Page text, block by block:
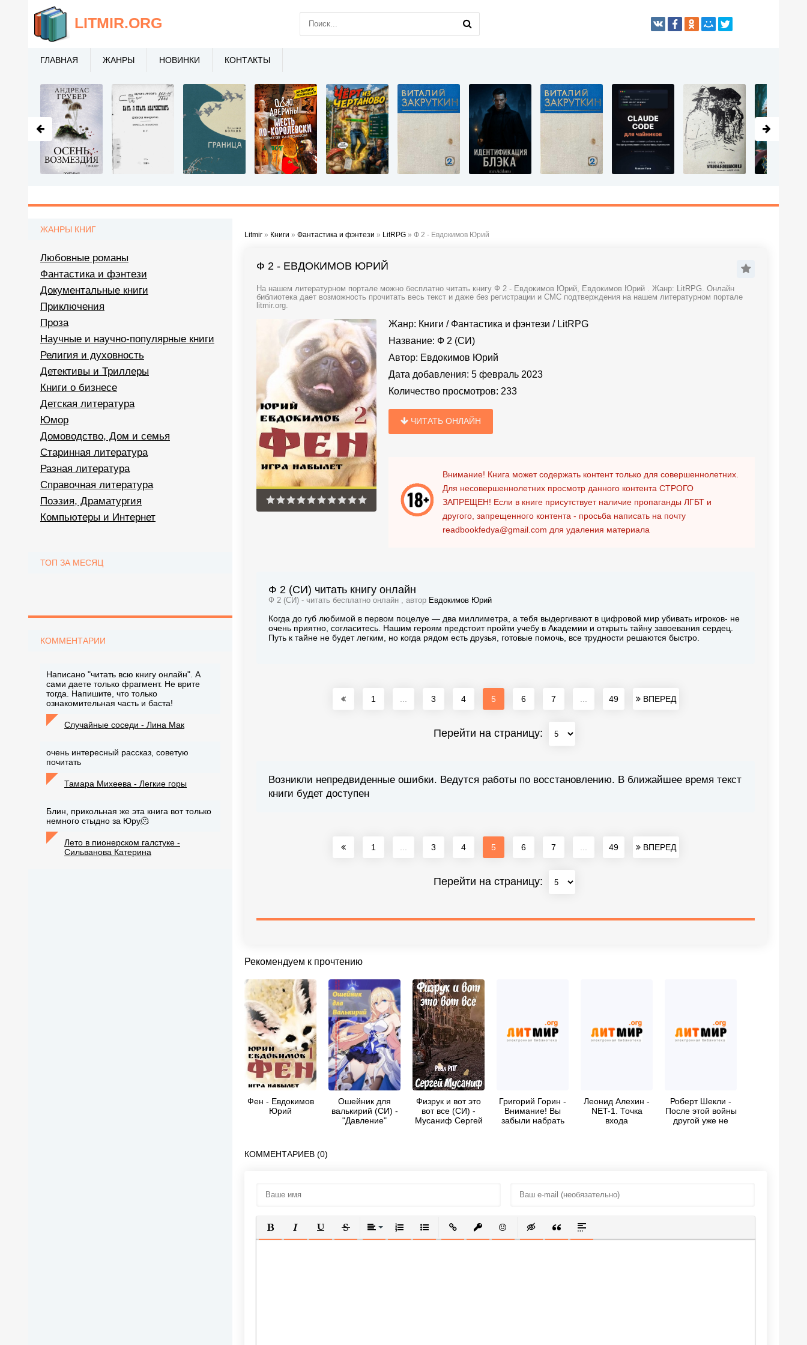
Litmir » Книги » Фантастика и фэнтези » LitRPG » Ф 2 - Евдокимов Юрий
Ф 2 - ЕВДОКИМОВ ЮРИЙ
На нашем литературном портале можно бесплатно читать книгу Ф 2 - Евдокимов Юрий, Евдокимов Юрий . Жанр: LitRPG. Онлайн
библиотека дает возможность прочитать весь текст и даже без регистрации и СМС подтверждения на нашем литературном портале
litmir.org.
Жанр: Книги / Фантастика и фэнтези / LitRPG
Название: Ф 2 (СИ)
Автор: Евдокимов Юрий
Дата добавления: 5 февраль 2023
Количество просмотров: 233
ЧИТАТЬ ОНЛАЙН
Внимание! Книга может содержать контент только для совершеннолетних.
Для несовершеннолетних просмотр данного контента СТРОГО
ЗАПРЕЩЕН! Если в книге присутствует наличие пропаганды ЛГБТ и
другого, запрещенного контента - просьба написать на почту
readbookfedya@gmail.com для удаления материала
Ф 2 (СИ) читать книгу онлайн
Ф 2 (СИ) - читать бесплатно онлайн , автор Евдокимов Юрий
Когда до губ любимой в первом поцелуе — два миллиметра, а тебя выдергивают в цифровой мир убивать игроков- не
очень приятно, согласитесь. Нашим героям предстоит пройти учебу в Академии и открыть тайну завоевания сердец.
Путь к тайне не будет легким, но когда рядом есть друзья, готовые помочь, все трудности решаются быстро.
1 3 4 5 6 7 49 ВПЕРЕД
Перейти на страницу:
Возникли непредвиденные ошибки. Ведутся работы по восстановлению. В ближайшее время текст
книги будет доступен
1 3 4 5 6 7 49 ВПЕРЕД
Перейти на страницу:
Рекомендуем к прочтению
Фен - Евдокимов
Юрий
Ошейник для
валькирий (СИ) -
"Давление"
Физрук и вот это
вот все (СИ) -
Мусаниф Сергей
Григорий Горин -
Внимание! Вы
забыли набрать
Леонид Алехин -
NET-1. Точка
входа
Роберт Шекли -
После этой войны
другой уже не
КОММЕНТАРИЕВ (0)
ПОЛУЖИРНЫЙ
КУРСИВПОДЧЕРКНУТЫЙ
ЗАЧЕРКНУТЫЙВЫРАВНИВАНИЕ
НУМЕРОВАННЫЙ СПИСОК
МАРКИРОВАННЫЙ СПИСОК
ВСТАВИТЬ ССЫЛКУ
ВСТАВИТЬ ЗАЩИЩЕННУЮ ССЫЛКУ
ВСТАВИТЬ СМАЙЛИК
ВСТАВКА СКРЫТОГО ТЕКСТА
ВСТАВКА ЦИТАТЫ
ВСТАВКА СПОЙЛЕРА
ЖАНРЫ КНИГ
Любовные романы
Фантастика и фэнтези
Документальные книги
Приключения
Проза
Научные и научно-популярные книги
Религия и духовность
Детективы и Триллеры
Книги о бизнесе
Детская литература
Юмор
Домоводство, Дом и семья
Старинная литература
Разная литература
Справочная литература
Поэзия, Драматургия
Компьютеры и Интернет
ТОП ЗА МЕСЯЦ
КОММЕНТАРИИ
Написано "читать всю книгу онлайн". А
сами даете только фрагмент. Не врите
тогда. Напишите, что только
ознакомительная часть и баста!
Случайные соседи - Лина Мак
очень интересный рассказ, советую
почитать
Тамара Михеева - Легкие горы
Блин, прикольная же эта книга вот только
немного стыдно за Юру🫠
Лето в пионерском галстуке -
Сильванова Катерина
LITMIR.ORG
ГЛАВНАЯ ЖАНРЫ НОВИНКИ КОНТАКТЫ